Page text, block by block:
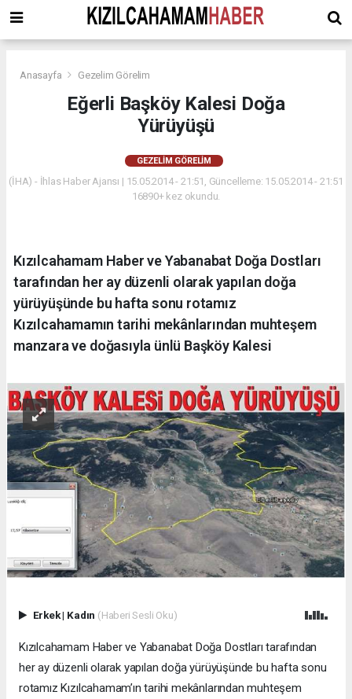
Anasayfa Gezelim Görelim
Eğerli Başköy Kalesi Doğa
Yürüyüşü
GEZELIM GÖRELIM
(İHA) - İhlas Haber Ajansı | 15.05.2014 - 21:51, Güncelleme: 15.05.2014 - 21:51
16890+ kez okundu.
Kızılcahamam Haber ve Yabanabat Doğa Dostları
tarafından her ay düzenli olarak yapılan doğa
yürüyüşünde bu hafta sonu rotamız
Kızılcahamamın tarihi mekânlarından muhteşem
manzara ve doğasıyla ünlü Başköy Kalesi
Erkek| Kadın (Haberi Sesli Oku)
Kızılcahamam Haber ve Yabanabat Doğa Dostları tarafından
her ay düzenli olarak yapılan doğa yürüyüşünde bu hafta sonu
rotamız Kızılcahamam’ın tarihi mekânlarından muhteşem